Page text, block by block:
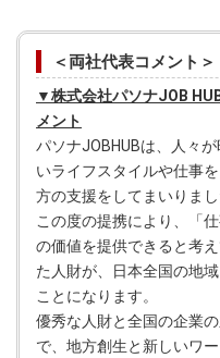
＜両社代表コメント＞
▼株式会社パソナJOB
メント
パソナJOBHUBは、人々
いライフスタイルや仕事
方の支援をしてまいりまし
この度の提携により、「
の価値を提供できると考
た人財が、日本全国の地
ことになります。
優秀な人財と全国の企業
で、地方創生と新しいワ